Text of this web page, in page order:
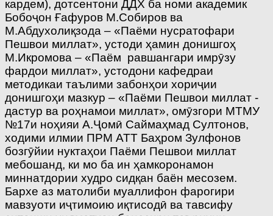
кардем), дотсентони ДДХ ба номи академик
Бобоҷон Ғафуров М.Собиров ва
М.Абдухолиқзода – «Паёми нусратофари
Пешвои миллат», устоди ҳамин донишгоҳ
М.Икромова – «Паём ­ равшангари имрӯзу
фардои миллат», устодони кафедраи
методикаи таълими забонҳои хориҷии
донишгоҳи мазкур – «Паёми Пешвои миллат ­
дастур ва роҳнамои миллат», омӯзгори МТМУ
№17­и ноҳияи А.Ҷомӣ Саймаҳмад Султонов,
ходими илмии ПРМ АТТ Баҳром Зулфонов
бозгӯйии нуктаҳои Паёми Пешвои миллат
мебошанд, ки мо ба ин ҳамкоронамон
миннатдории худро сидқан баён месозем.
Бархе аз матолиби муаллифон фарогири
мавзуоти иҷтимоию иқтисодӣ ва тавсифу